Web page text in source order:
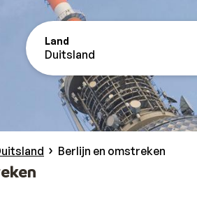
Land
Duitsland
Berlijn en omstreken